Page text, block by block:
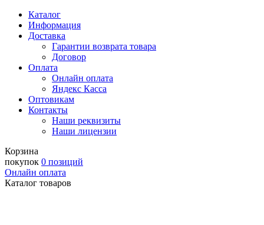
Каталог
Информация
Доставка
Гарантии возврата товара
Договор
Оплата
Онлайн оплата
Яндекс Касса
Оптовикам
Контакты
Наши реквизиты
Наши лицензии
Корзина
покупок 0 позиций
Онлайн оплата
Каталог товаров